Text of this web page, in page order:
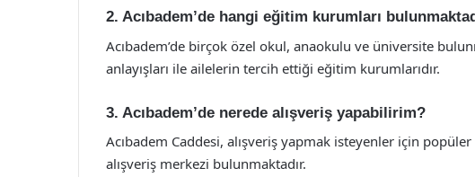
2. Acıbadem’de hangi eğitim kurumları
Acıbadem’de birçok özel okul, anaokulu ve üniversite
anlayışları ile ailelerin tercih ettiği eğitim kurumlarıdır.
3. Acıbadem’de nerede alışveriş yapabilirim?
Acıbadem Caddesi, alışveriş yapmak isteyenler için
alışveriş merkezi bulunmaktadır.